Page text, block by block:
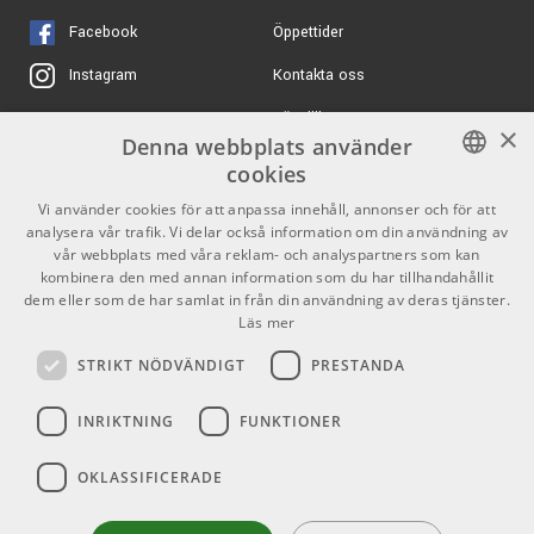
Rackmonteringssats ingår för installation i standardrack.
I förpackningen
EM-XSW 2 mottagare
SKM 835-XSW handhållen sändare
e835 mikrofonkapsel
Rackmonteringssats
Nätadapter
2 × AA-batterier
Specifikationer
Typ:
Trådlöst mikrofonsystem
Mikrofon:Dynamisk
Riktningskaraktär:Kardioid
Frekvensomfång:50 – 16 000 Hz
ARTIKELNUMMER 1079332
E835 E-Band
ARTIKELNUMMER 1056619
Sennheiser XSW 1-
825-E
ARTIKELNUMMER 1057263
Sennheiser XSW 1-835 7099 kr/fp
Facebook
Instagram
X
Youtube
TikTok
Öppettider
Kontakta oss
Köpvillkor
Butiken
Varumärken
GDPR & Cookies
Kontakt
Info
Mån-Fre: 10.00-18.00
Helgdagar
SWEDISH
ENGLISH
×
Denna webbplats använder
cookies
Vi använder cookies för att anpassa innehåll, annonser och för att
analysera vår trafik. Vi delar också information om din användning av
vår webbplats med våra reklam- och analyspartners som kan
kombinera den med annan information som du har tillhandahållit
dem eller som de har samlat in från din användning av deras tjänster.
Läs mer
STRIKT NÖDVÄNDIGT PRESTANDA
INRIKTNING FUNKTIONER
OKLASSIFICERADE